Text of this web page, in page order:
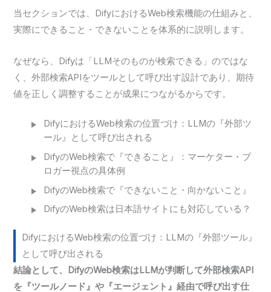
当セクションでは、DifyにおけるWeb検索機能の仕組みと、
実際にできること・できないことを体系的に説明します。
なぜなら、Difyは「LLMそのものが検索できる」のではな
く、外部検索APIをツールとして呼び出す設計であり、期待
値を正しく調整することが成果につながるからです。
DifyにおけるWeb検索の位置づけ：LLMの『外部ツ
ール』として呼び出される
DifyのWeb検索で『できること』：マーケター・ブ
ロガー視点の具体例
DifyのWeb検索で『できないこと・向かないこと』
DifyのWeb検索は日本語サイトにも対応している？
DifyにおけるWeb検索の位置づけ：LLMの『外部ツール』
として呼び出される
結論として、DifyのWeb検索はLLMが判断して外部検索API
を『ツールノード』や『エージェント』経由で呼び出す仕